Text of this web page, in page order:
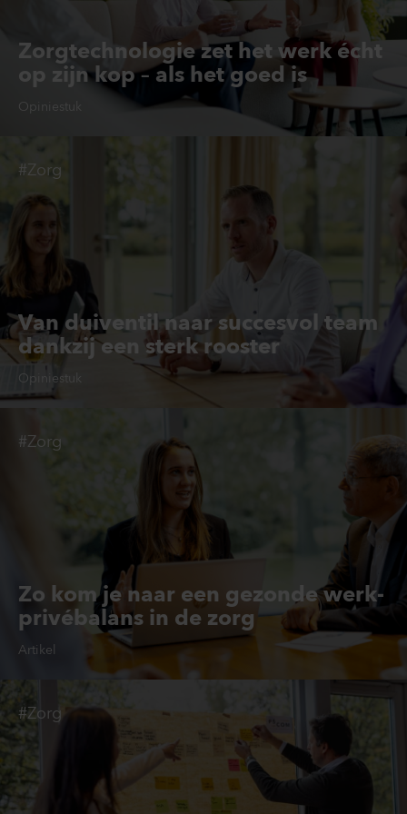
Zorgtechnologie zet het werk écht
op zijn kop – als het goed is
Opiniestuk
Van duiventil naar succesvol team
dankzij een sterk rooster
Opiniestuk
#Zorg
Zo kom je naar een gezonde werk-
privébalans in de zorg
Artikel
#Zorg
#Zorg